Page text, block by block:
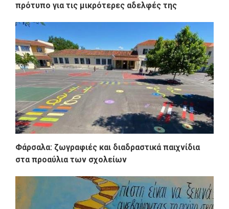
πρότυπο για τις μικρότερες αδελφές της
Φάρσαλα: ζωγραφιές και διαδραστικά παιχνίδια
στα προαύλια των σχολείων